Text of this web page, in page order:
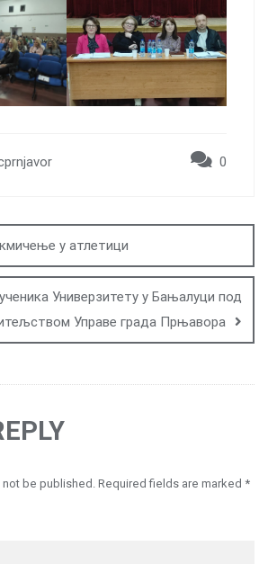
0
у атлетици
Универзитету у Бањалуци под
Управе града Прњавора
be published. Required fields are marked *